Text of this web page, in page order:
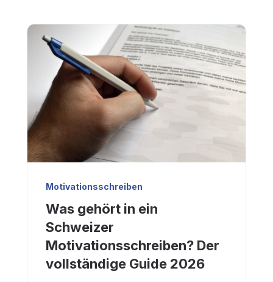
Motivationsschreiben
Was gehört in ein
Schweizer
Motivationsschreiben? Der
vollständige Guide 2026